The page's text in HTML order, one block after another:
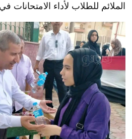
الملائم للطلاب لأداء الامتحانات